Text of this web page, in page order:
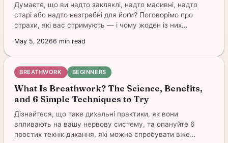
Думаєте, що ви надто закляклі, надто масивні, надто
старі або надто незграбні для йоґи? Поговорімо про
страхи, які вас стримують — і чому жоден із них
May 5, 20266 min read
BREATHWORK BEGINNERS
What Is Breathwork? The Science, Benefits,
and 6 Simple Techniques to Try
Дізнайтеся, що таке дихальні практики, як вони
впливають на вашу нервову систему, та опануйте 6
простих технік дихання, які можна спробувати вже